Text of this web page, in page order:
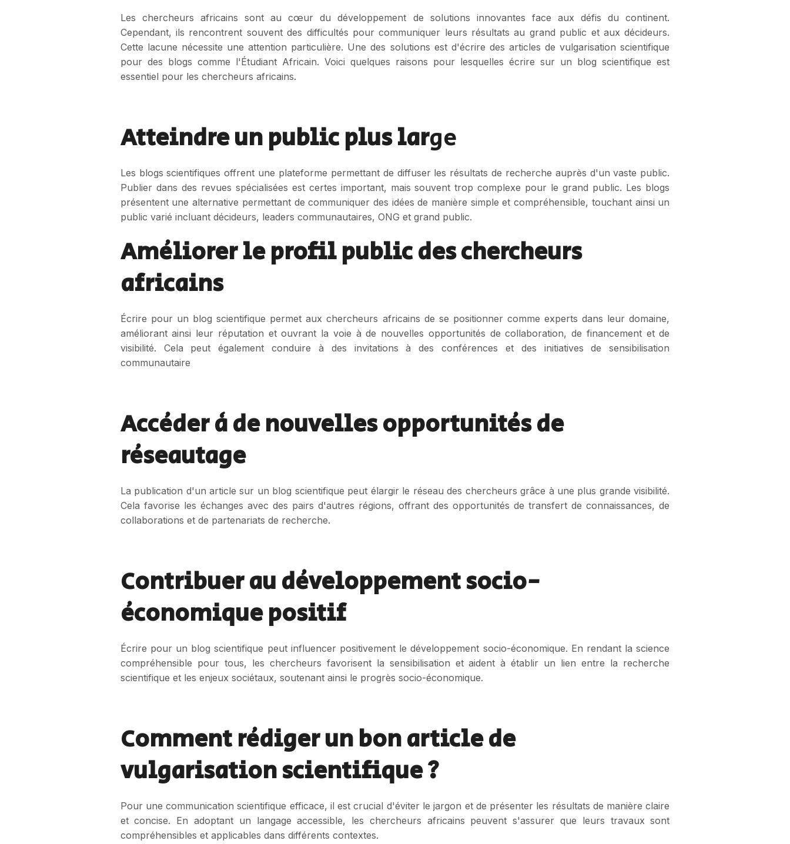
Les chercheurs africains sont au cœur du développement de solutions innovantes face aux défis du continent.
Cependant, ils rencontrent souvent des difficultés pour communiquer leurs résultats au grand public et aux décideurs.
Cette lacune nécessite une attention particulière. Une des solutions est d'écrire des articles de vulgarisation scientifique
pour des blogs comme l'Étudiant Africain. Voici quelques raisons pour lesquelles écrire sur un blog scientifique est
essentiel pour les chercheurs africains.
Atteindre un public plus large
Les blogs scientifiques offrent une plateforme permettant de diffuser les résultats de recherche auprès d'un vaste public.
Publier dans des revues spécialisées est certes important, mais souvent trop complexe pour le grand public. Les blogs
présentent une alternative permettant de communiquer des idées de manière simple et compréhensible, touchant ainsi un
public varié incluant décideurs, leaders communautaires, ONG et grand public.
Améliorer le profil public des chercheurs
africains
Écrire pour un blog scientifique permet aux chercheurs africains de se positionner comme experts dans leur domaine,
améliorant ainsi leur réputation et ouvrant la voie à de nouvelles opportunités de collaboration, de financement et de
visibilité. Cela peut également conduire à des invitations à des conférences et des initiatives de sensibilisation
communautaire
Accéder à de nouvelles opportunités de
réseautage
La publication d'un article sur un blog scientifique peut élargir le réseau des chercheurs grâce à une plus grande visibilité.
Cela favorise les échanges avec des pairs d'autres régions, offrant des opportunités de transfert de connaissances, de
collaborations et de partenariats de recherche.
Contribuer au développement socio-
économique positif
Écrire pour un blog scientifique peut influencer positivement le développement socio-économique. En rendant la science
compréhensible pour tous, les chercheurs favorisent la sensibilisation et aident à établir un lien entre la recherche
scientifique et les enjeux sociétaux, soutenant ainsi le progrès socio-économique.
Comment rédiger un bon article de
vulgarisation scientifique ?
Pour une communication scientifique efficace, il est crucial d'éviter le jargon et de présenter les résultats de manière claire
et concise. En adoptant un langage accessible, les chercheurs africains peuvent s'assurer que leurs travaux sont
compréhensibles et applicables dans différents contextes.